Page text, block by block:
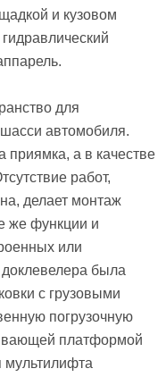
и кузовом
для
автомобиля.
приямка, а в качестве
работ,
делает монтаж
же функции и
или
была
с грузовыми
погрузочную
платформой
мультилифта